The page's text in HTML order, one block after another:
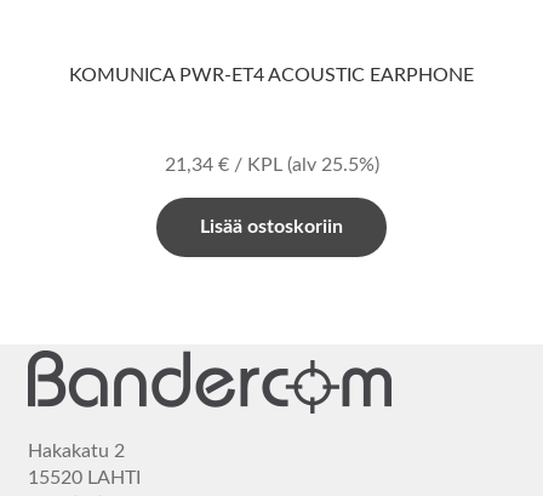
KOMUNICA PWR-ET4 ACOUSTIC EARPHONE
21,34 €/ KPL (alv 25.5%)
Lisää ostoskoriin
Hakakatu 2
15520 LAHTI